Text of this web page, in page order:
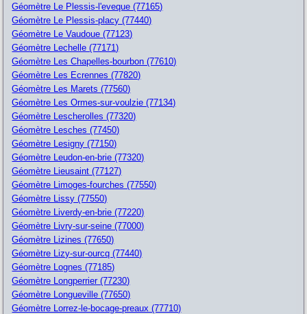
Géomètre Le Plessis-l'eveque (77165)
Géomètre Le Plessis-placy (77440)
Géomètre Le Vaudoue (77123)
Géomètre Lechelle (77171)
Géomètre Les Chapelles-bourbon (77610)
Géomètre Les Ecrennes (77820)
Géomètre Les Marets (77560)
Géomètre Les Ormes-sur-voulzie (77134)
Géomètre Lescherolles (77320)
Géomètre Lesches (77450)
Géomètre Lesigny (77150)
Géomètre Leudon-en-brie (77320)
Géomètre Lieusaint (77127)
Géomètre Limoges-fourches (77550)
Géomètre Lissy (77550)
Géomètre Liverdy-en-brie (77220)
Géomètre Livry-sur-seine (77000)
Géomètre Lizines (77650)
Géomètre Lizy-sur-ourcq (77440)
Géomètre Lognes (77185)
Géomètre Longperrier (77230)
Géomètre Longueville (77650)
Géomètre Lorrez-le-bocage-preaux (77710)